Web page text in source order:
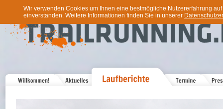
Wir verwenden Cookies um Ihnen eine bestmögliche Nutzererfahrung
einverstanden. Weitere Informationen finden Sie in unserer